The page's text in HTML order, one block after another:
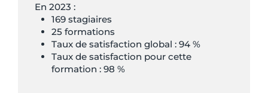
En 2023 :
169 stagiaires
25 formations
Taux de satisfaction global : 94 %
Taux de satisfaction pour cette
formation : 98 %